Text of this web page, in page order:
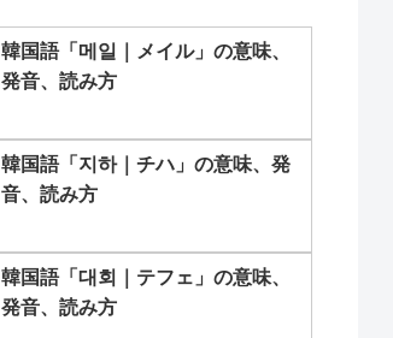
韓国語「메일｜メイル」の意味、
発音、読み方
韓国語「지하｜チハ」の意味、発
音、読み方
韓国語「대회｜テフェ」の意味、
発音、読み方